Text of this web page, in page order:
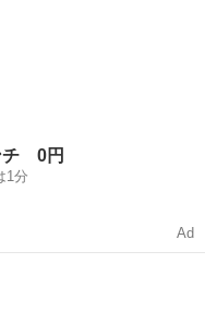
チ 0円
1分
Ad